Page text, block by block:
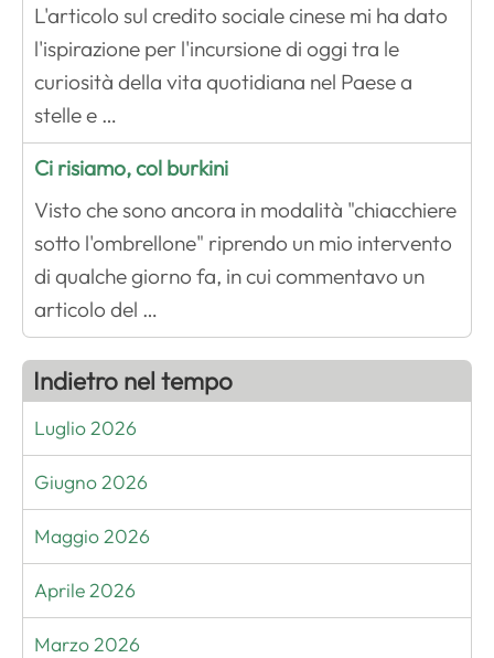
L'articolo sul credito sociale cinese mi ha dato
l'ispirazione per l'incursione di oggi tra le
curiosità della vita quotidiana nel Paese a
stelle e …
Ci risiamo, col burkini
Visto che sono ancora in modalità "chiacchiere
sotto l'ombrellone" riprendo un mio intervento
di qualche giorno fa, in cui commentavo un
articolo del …
Indietro nel tempo
Luglio 2026
Giugno 2026
Maggio 2026
Aprile 2026
Marzo 2026